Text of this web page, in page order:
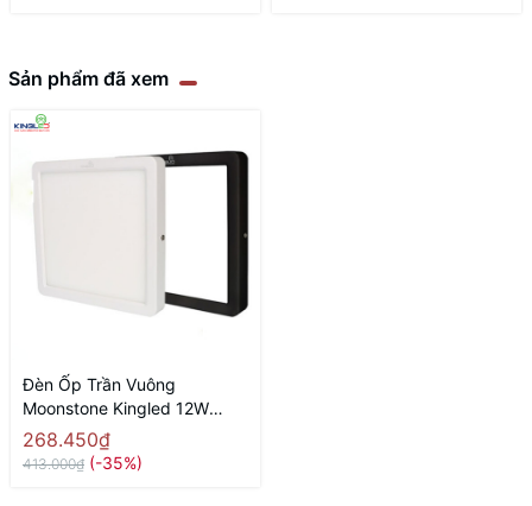
Sản phẩm đã xem
Đèn Ốp Trần Vuông
Moonstone Kingled 12W
ONL-12SS-V150
268.450₫
413.000₫ (-35%)